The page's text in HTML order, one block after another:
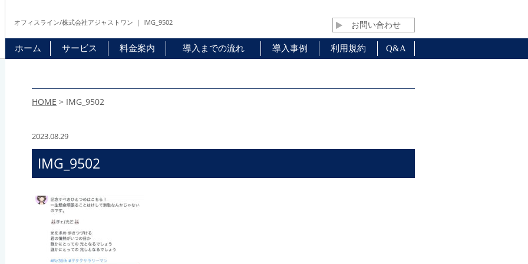
オフィスライン/株式会社アジャストワン ｜ IMG_9502 お問い合わせ
ホーム サービス 料金案内 導入までの流れ 導入事例 利用規約 Q&A
HOME > IMG_9502
2023.08.29
IMG_9502